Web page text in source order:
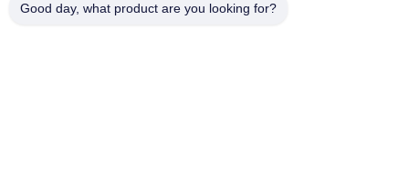
Good day, what product are you looking for?